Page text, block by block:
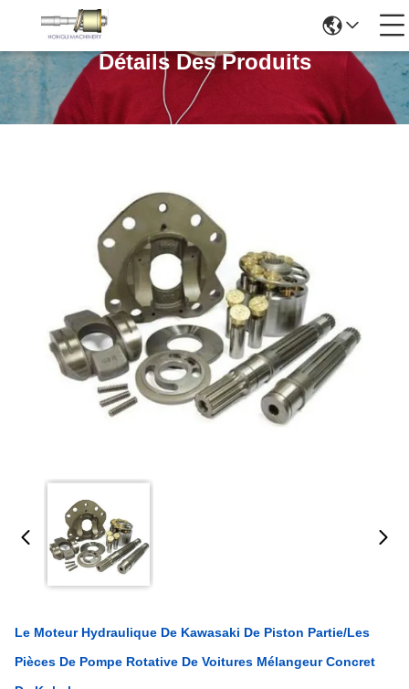
Détails Des Produits
Le Moteur Hydraulique De Kawasaki De Piston Partie/les
Pièces De Pompe Rotative De Voitures Mélangeur Concret